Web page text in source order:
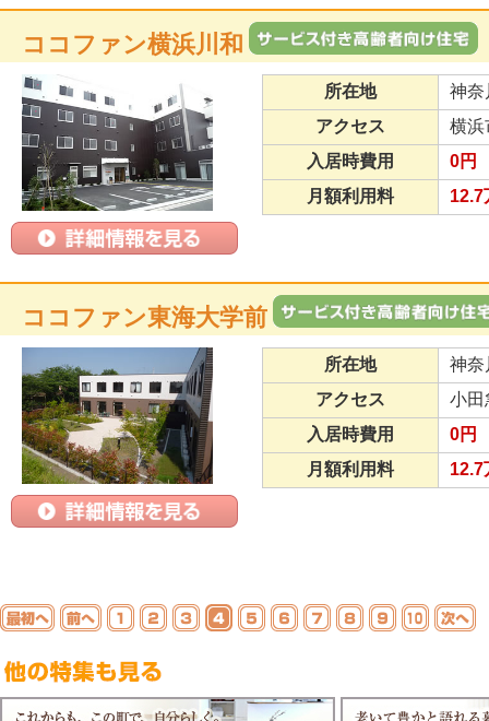
ココファン横浜川和
所在地
神奈
アクセス
横浜
入居時費用
0円
月額利用料
12.7
ココファン東海大学前
所在地
神奈
アクセス
小田
入居時費用
0円
月額利用料
12.7